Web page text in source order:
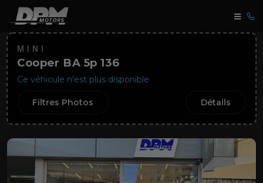
MINI
Cooper BA 5p 136
Ce véhicule n'est plus disponible
Filtres Photos Détails